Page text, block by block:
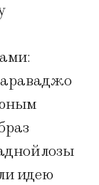
лозы
идею